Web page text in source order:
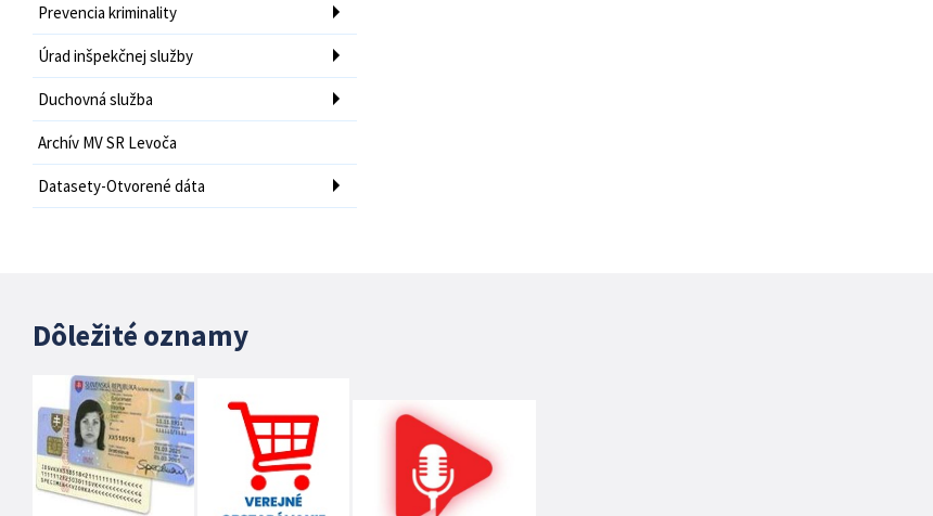
Prevencia kriminality
Úrad inšpekčnej služby
Duchovná služba
Archív MV SR Levoča
Datasety-Otvorené dáta
Dôležité oznamy